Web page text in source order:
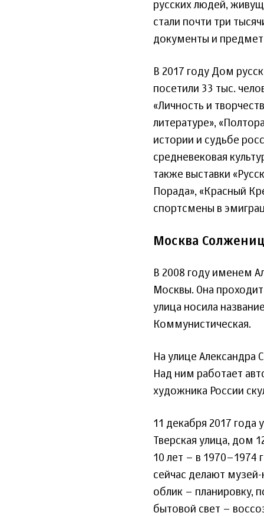
русских людей,
стали почти три
документы и
В 2017 году Дом
посетили 33 тыс.
«Личность и
литературе»,
истории и судьбе
средневековая
также выставки
Порада», «Красный
спортсмены в
Москва
В 2008 году именем
Москвы. Она
улица носила
Коммунистическая.
На улице Александра
Над ним работает
художника России
11 декабря 2017
Тверская улица, дом
10 лет – в 1970–1974
сейчас делают
облик – планировку,
бытовой свет –